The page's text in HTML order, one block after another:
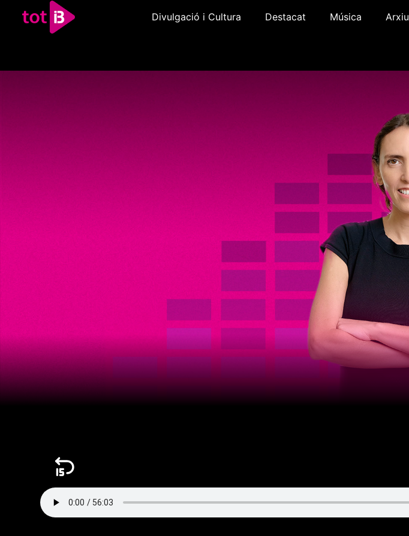
Divulgació i Cultura Destacat Música Arxiu